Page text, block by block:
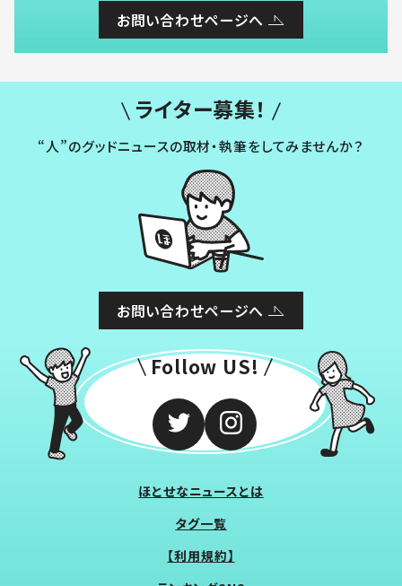
お問い合わせページへ
ライター募集！
“人”のグッドニュースの取材・執筆をしてみませんか？
お問い合わせページへ
Follow US!
ほとせなニュースとは
タグ一覧
【利用規約】